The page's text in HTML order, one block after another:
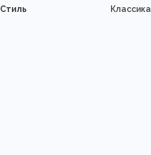
Стиль Классика